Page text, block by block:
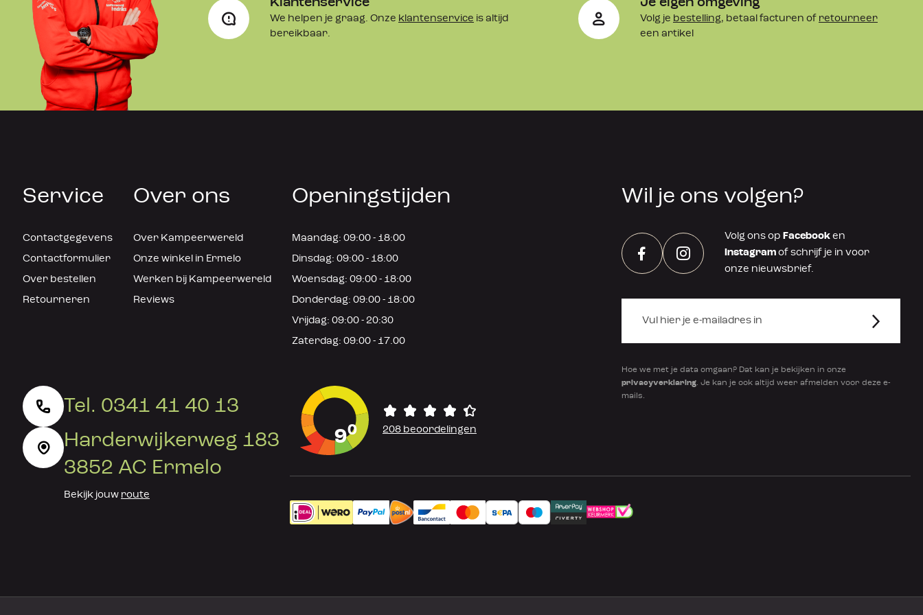
Klantenservice
We helpen je graag. Onze klantenservice is altijd
bereikbaar.
Je eigen omgeving
Volg je bestelling, betaal facturen of retourneer
een artikel
Service
Contactgegevens
Contactformulier
Over bestellen
Retourneren
Over ons
Over Kampeerwereld
Onze winkel in Ermelo
Werken bij Kampeerwereld
Reviews
Openingstijden
Maandag: 09:00 - 18:00
Dinsdag: 09:00 - 18:00
Woensdag: 09:00 - 18:00
Donderdag: 09:00 - 18:00
Vrijdag: 09:00 - 20:30
Zaterdag: 09:00 - 17.00
Wil je ons volgen?
FacebookInstagram
Volg ons op Facebook en
Instagram of schrijf je in voor
onze nieuwsbrief.
Hoe we met je data omgaan? Dat kan je bekijken in onze
privacyverklaring. Je kan je ook altijd weer afmelden voor deze e-
mails.
Tel. 0341 41 40 13
Harderwijkerweg 183
3852 AC Ermelo
Bekijk jouw route
90 208 beoordelingen